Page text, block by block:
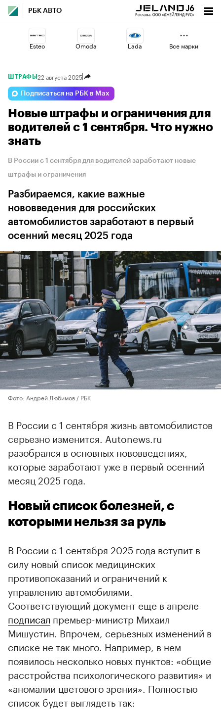
РБК АВТО
Esteo Omoda Lada
Haval Changan
Jaecoo Voyah Volga
Все марки
ШТРАФЫ 22 августа 2025
Подписаться на РБК в Max
Новые штрафы и ограничения для
водителей с 1 сентября. Что нужно
знать
В России с 1 сентября для водителей заработают новые
штрафы и ограничения
Разбираемся, какие важные
нововведения для российских
автомобилистов заработают в первый
осенний месяц 2025 года
Фото: Андрей Любимов / РБК
В России с 1 сентября жизнь автомобилистов
серьезно изменится. Autonews.ru
разобрался в основных нововведениях,
которые заработают уже в первый осенний
месяц 2025 года.
Новый список болезней, с
которыми нельзя за руль
00:00 / 00:00
В России с 1 сентября 2025 года вступит в
силу новый список медицинских
противопоказаний и ограничений к
управлению автомобилями.
Соответствующий документ еще в апреле
подписал премьер-министр Михаил
Мишустин. Впрочем, серьезных изменений в
списке не так много. Например, в нем
появилось несколько новых пунктов: «общие
расстройства психологического развития» и
«аномалии цветового зрения». Полностью
список будет выглядеть так: